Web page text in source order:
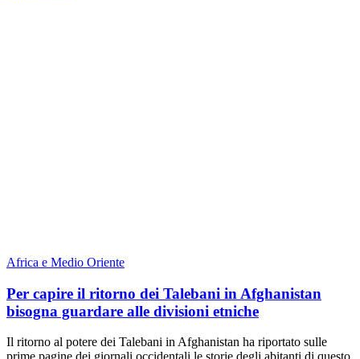
Africa e Medio Oriente
Per capire il ritorno dei Talebani in Afghanistan
bisogna guardare alle divisioni etniche
Il ritorno al potere dei Talebani in Afghanistan ha riportato sulle